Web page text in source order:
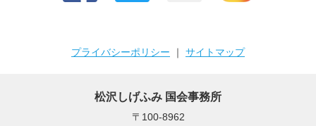
プライバシーポリシー ｜ サイトマップ
松沢しげふみ 国会事務所
〒100-8962